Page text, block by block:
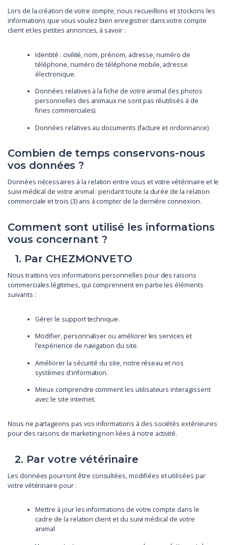
Lors de la création de votre compte, nous recueillons et stockons les
informations que vous voulez bien enregistrer dans votre compte
client et les petites annonces, à savoir :
Identité : civilité, nom, prénom, adresse, numéro de
téléphone, numéro de téléphone mobile, adresse
électronique.
Données relatives à la fiche de votre animal (les photos
personnelles des animaux ne sont pas réutilisés à de
fines commerciales).
Données relatives au documents (facture et ordonnance)
Combien de temps conservons-nous
vos données ?
Données nécessaires à la relation entre vous et votre vétérinaire et le
suivi médical de votre animal : pendant toute la durée de la relation
commerciale et trois (3) ans à compter de la dernière connexion.
Comment sont utilisé les informations
vous concernant ?
1. Par CHEZMONVETO
Nous traitons vos informations personnelles pour des raisons
commerciales légitimes, qui comprennent en partie les éléments
suivants :
Gérer le support technique.
Modifier, personnaliser ou améliorer les services et
l’expérience de navigation du site.
Améliorer la sécurité du site, notre réseau et nos
systèmes d'information.
Mieux comprendre comment les utilisateurs interagissent
avec le site internet.
Nous ne partageons pas vos informations à des sociétés extérieures
pour des raisons de marketing non liées à notre activité.
2. Par votre vétérinaire
Les données pourront être consultées, modifiées et utilisées par
votre vétérinaire pour :
Mettre à jour les informations de votre compte dans le
cadre de la relation client et du suivi médical de votre
animal